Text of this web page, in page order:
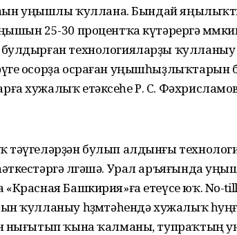
уңышлы ҡуллана. Бындай
25-30 процентҡа күтәрергә
технологияларҙы ҡулланыу
осорҙа осраған уңышһыҙлыҡтарын
хужалыҡ етәксеһе Р. С.
булып алдынғы
өлгәшә. Урал аръяғында
Башкирия»ға етеүсе юҡ. No-
ҡулланыу һөҙөмтәһендә хужалыҡ
нығытып ҡына ҡалманы, тупраҡтың